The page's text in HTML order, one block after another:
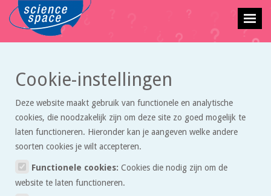
Terug naar vraagbaak overzicht
beweging van een dravend paard
Iremstelde deze vraag op 10 maart 2010 om 00:26.
Hallo,
Cookie-instellingen
Deze website maakt gebruik van functionele en analytische
cookies, die noodzakelijk zijn om deze site zo goed mogelijk te
laten functioneren. Hieronder kan je aangeven welke andere
soorten cookies je wilt accepteren.
Functionele cookies: Cookies die nodig zijn om de
website te laten functioneren.